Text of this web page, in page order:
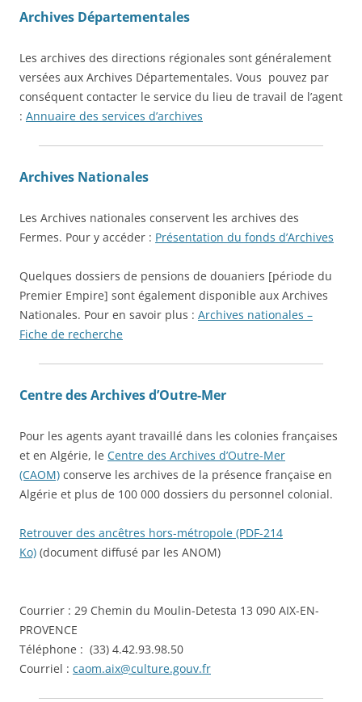
Archives Départementales
Les archives des directions régionales sont généralement
versées aux Archives Départementales. Vous pouvez par
conséquent contacter le service du lieu de travail de l’agent
: Annuaire des services d’archives
Archives Nationales
Les Archives nationales conservent les archives des
Fermes. Pour y accéder : Présentation du fonds d’Archives
Quelques dossiers de pensions de douaniers [période du
Premier Empire] sont également disponible aux Archives
Nationales. Pour en savoir plus : Archives nationales –
Fiche de recherche
Centre des Archives d’Outre-Mer
Pour les agents ayant travaillé dans les colonies françaises
et en Algérie, le Centre des Archives d’Outre-Mer
(CAOM) conserve les archives de la présence française en
Algérie et plus de 100 000 dossiers du personnel colonial.
Retrouver des ancêtres hors-métropole (PDF-214
Ko) (document diffusé par les ANOM)
Courrier : 29 Chemin du Moulin-Detesta 13 090 AIX-EN-
PROVENCE
Téléphone : (33) 4.42.93.98.50
Courriel : caom.aix@culture.gouv.fr